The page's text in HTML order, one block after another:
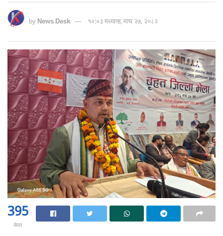
byNews Desk १०:०३ मध्यान्ह, माघ २७, २०८२
395
सेयर